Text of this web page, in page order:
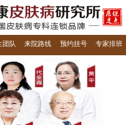
团队 来院路线 预约挂号 专家排班